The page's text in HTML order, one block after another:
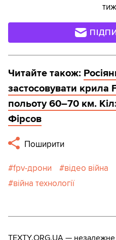
Читайте також:
застосовувати крила
польоту 60–70 км.
Фірсов
Поширити
fpv-дрони відео війна
війна технології
TEXTY.ORG.UA —